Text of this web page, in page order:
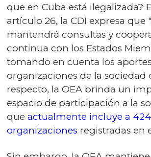
que en Cuba está ilegalizada?
artículo 26, la CDI expresa que
mantendrá consultas y
continua con los Estados
tomando en cuenta los
organizaciones de la sociedad
respecto, la OEA brinda un
espacio de participación a la
que actualmente incluye a 424
organizaciones registradas en